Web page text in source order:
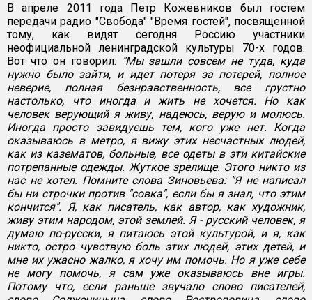
В апреле 2011 года Петр Кожевников был гостем
передачи радио "Свобода" "Время гостей", посвященной
тому, как видят сегодня Россию участники
неофициальной ленинградской культуры 70-х годов.
Вот что он говорил:
"Мы зашли совсем не туда, куда
нужно было зайти, и идет потеря за потерей, полное
неверие, полная безнравственность, все грустно
настолько, что иногда и жить не хочется. Но как
человек верующий я живу, надеюсь, верую и молюсь.
Иногда просто завидуешь тем, кого уже нет. Когда
оказываюсь в метро, я вижу этих несчастных людей,
как из казематов, больные, все одеты в эти китайские
потрепанные одежды. Жуткое зрелище. Этого никто из
нас не хотел. Помните слова Зиновьева: "Я не написал
бы ни строчки против "совка", если бы я знал, что этим
кончится". Я, как писатель, как автор, как художник,
живу этим народом, этой землей. Я - русский человек, я
думаю по-русски, я питаюсь этой культурой, и я, как
никто, остро чувствую боль этих людей, этих детей, и
мне их ужасно жалко, я хочу им помочь. Но я уже себе
не могу помочь, я сам уже оказываюсь вне игры.
Потому что, если раньше звучало слово писателей,